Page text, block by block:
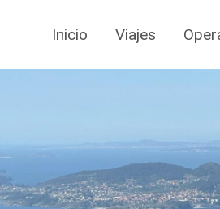
Inicio Viajes